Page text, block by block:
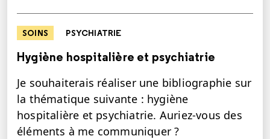
SOINS PSYCHIATRIE
Hygiène hospitalière et psychiatrie
Je souhaiterais réaliser une bibliographie sur
la thématique suivante : hygiène
hospitalière et psychiatrie. Auriez-vous des
éléments à me communiquer ?